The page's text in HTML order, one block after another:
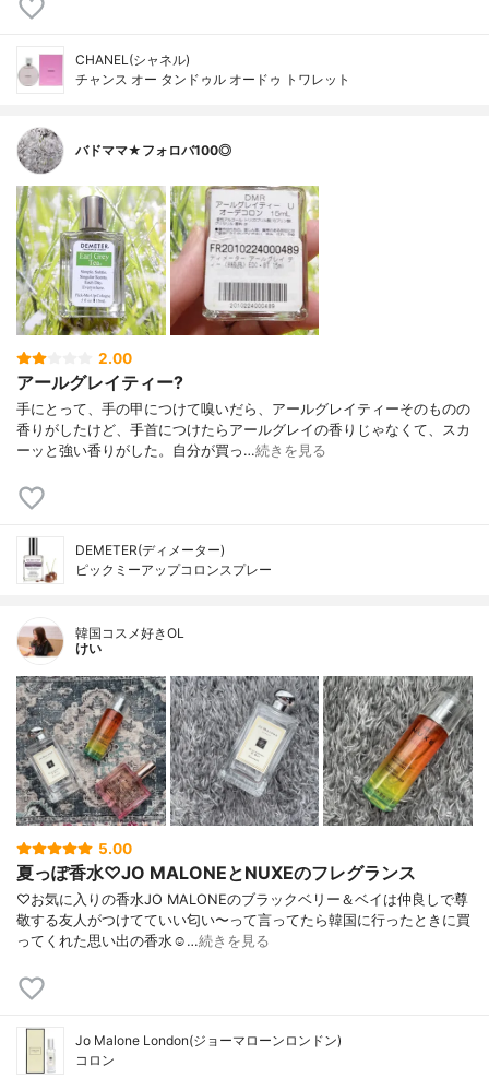
CHANEL(シャネル)
チャンス オー タンドゥル オードゥ トワレット
バドママ★フォロバ100◎
2.00
アールグレイティー?
手にとって、手の甲につけて嗅いだら、アールグレイティーそのものの
香りがしたけど、手首につけたらアールグレイの香りじゃなくて、スカ
ーッと強い香りがした。自分が買っ…続きを見る
DEMETER(ディメーター)
ピックミーアップコロンスプレー
韓国コスメ好きOL
けい
5.00
夏っぽ香水♡JO MALONEとNUXEのフレグランス
♡お気に入りの香水JO MALONEのブラックベリー＆ベイは仲良しで尊
敬する友人がつけてていい匂い〜って言ってたら韓国に行ったときに買
ってくれた思い出の香水☺️…続きを見る
Jo Malone London(ジョーマローンロンドン)
コロン